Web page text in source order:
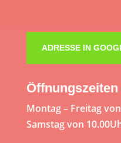
ADRESSE IN
Öffnungszeiten
Montag – Freitag
Samstag von